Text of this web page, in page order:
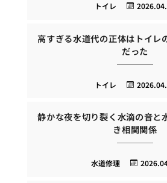
トイレ
高すぎる水道代の正体はトイレ
だった
トイレ
静かな夜を切り裂く水滴の音と
き相関関係
水道修理